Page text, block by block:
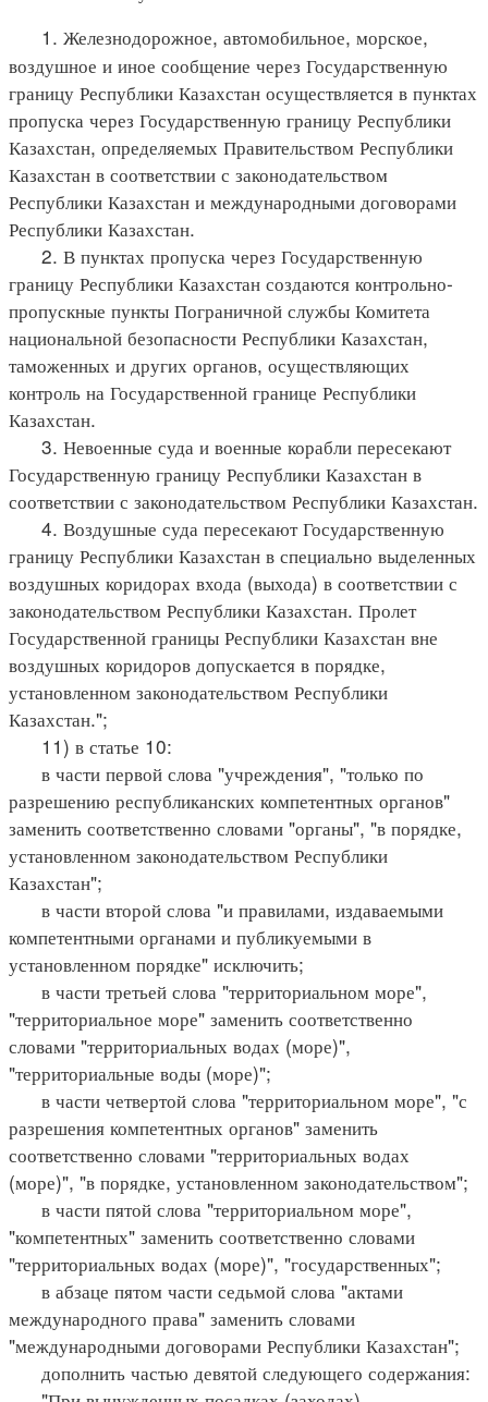
1. Железнодорожное, автомобильное, морское,
воздушное и иное сообщение через Государственную
границу Республики Казахстан осуществляется в пунктах
пропуска через Государственную границу Республики
Казахстан, определяемых Правительством Республики
Казахстан в соответствии с законодательством
Республики Казахстан и международными договорами
Республики Казахстан.
2. В пунктах пропуска через Государственную
границу Республики Казахстан создаются контрольно-
пропускные пункты Пограничной службы Комитета
национальной безопасности Республики Казахстан,
таможенных и других органов, осуществляющих
контроль на Государственной границе Республики
Казахстан.
3. Невоенные суда и военные корабли пересекают
Государственную границу Республики Казахстан в
соответствии с законодательством Республики Казахстан.
4. Воздушные суда пересекают Государственную
границу Республики Казахстан в специально выделенных
воздушных коридорах входа (выхода) в соответствии с
законодательством Республики Казахстан. Пролет
Государственной границы Республики Казахстан вне
воздушных коридоров допускается в порядке,
установленном законодательством Республики
Казахстан.";
11) в статье 10:
в части первой слова "учреждения", "только по
разрешению республиканских компетентных органов"
заменить соответственно словами "органы", "в порядке,
установленном законодательством Республики
Казахстан";
в части второй слова "и правилами, издаваемыми
компетентными органами и публикуемыми в
установленном порядке" исключить;
в части третьей слова "территориальном море",
"территориальное море" заменить соответственно
словами "территориальных водах (море)",
"территориальные воды (море)";
в части четвертой слова "территориальном море", "с
разрешения компетентных органов" заменить
соответственно словами "территориальных водах
(море)", "в порядке, установленном законодательством";
в части пятой слова "территориальном море",
"компетентных" заменить соответственно словами
"территориальных водах (море)", "государственных";
в абзаце пятом части седьмой слова "актами
международного права" заменить словами
"международными договорами Республики Казахстан";
дополнить частью девятой следующего содержания: